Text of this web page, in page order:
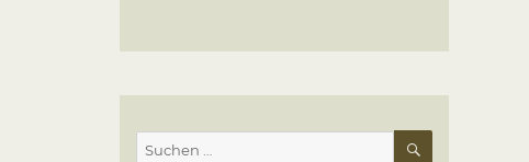
Suchen
SUCHEN